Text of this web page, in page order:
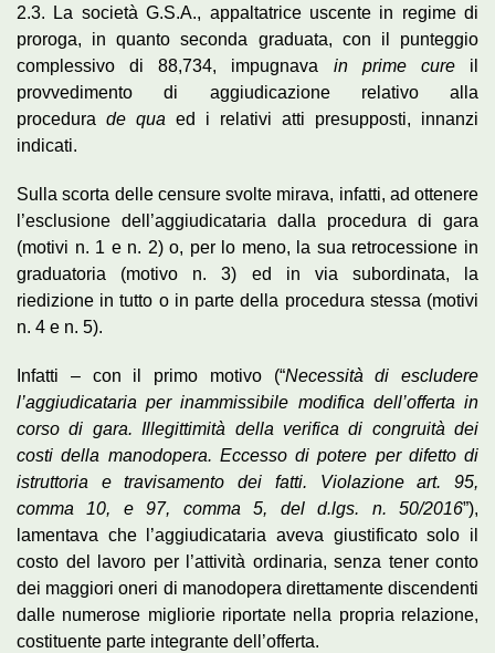
2.3. La società G.S.A., appaltatrice uscente in regime di
proroga, in quanto seconda graduata, con il punteggio
complessivo di 88,734, impugnava in prime cureil
provvedimento di aggiudicazione relativo alla
procedura de qua ed i relativi atti presupposti, innanzi
indicati.
Sulla scorta delle censure svolte mirava, infatti, ad ottenere
l’esclusione dell’aggiudicataria dalla procedura di gara
(motivi n. 1 e n. 2) o, per lo meno, la sua retrocessione in
graduatoria (motivo n. 3) ed in via subordinata, la
riedizione in tutto o in parte della procedura stessa (motivi
n. 4 e n. 5).
Infatti – con il primo motivo (“Necessità di escludere
l’aggiudicataria per inammissibile modifica dell’offerta in
corso di gara. Illegittimità della verifica di congruità dei
costi della manodopera. Eccesso di potere per difetto di
istruttoria e travisamento dei fatti. Violazione art. 95,
comma 10, e 97, comma 5, del d.lgs. n. 50/2016”),
lamentava che l’aggiudicataria aveva giustificato solo il
costo del lavoro per l’attività ordinaria, senza tener conto
dei maggiori oneri di manodopera direttamente discendenti
dalle numerose migliorie riportate nella propria relazione,
costituente parte integrante dell’offerta.